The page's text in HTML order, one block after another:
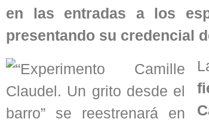
en las entradas a los
presentando su credencial